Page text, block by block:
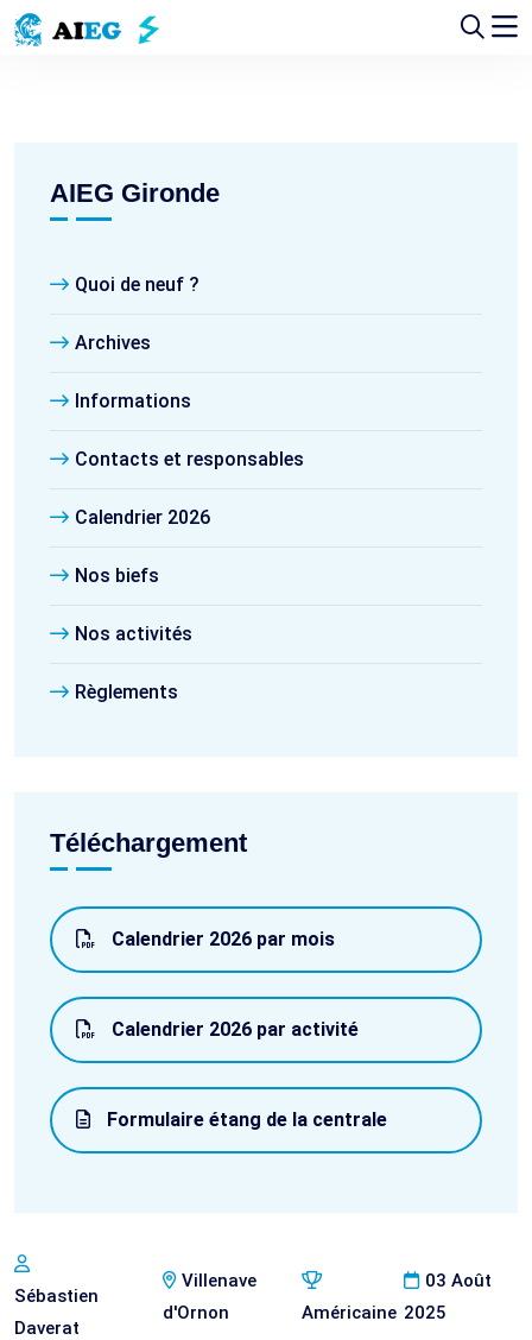
AIEG Gironde
Quoi de neuf ?
Archives
Informations
Contacts et responsables
Calendrier 2026
Nos biefs
Nos activités
Règlements
Téléchargement
Calendrier 2026 par mois
Calendrier 2026 par activité
Formulaire étang de la centrale
Sébastien
Daverat
Villenave
d'Ornon
Américaine
03 Août
2025